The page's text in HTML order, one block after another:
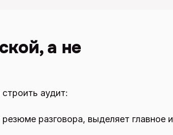
а не
аудит:
разговора, выделяет главное и